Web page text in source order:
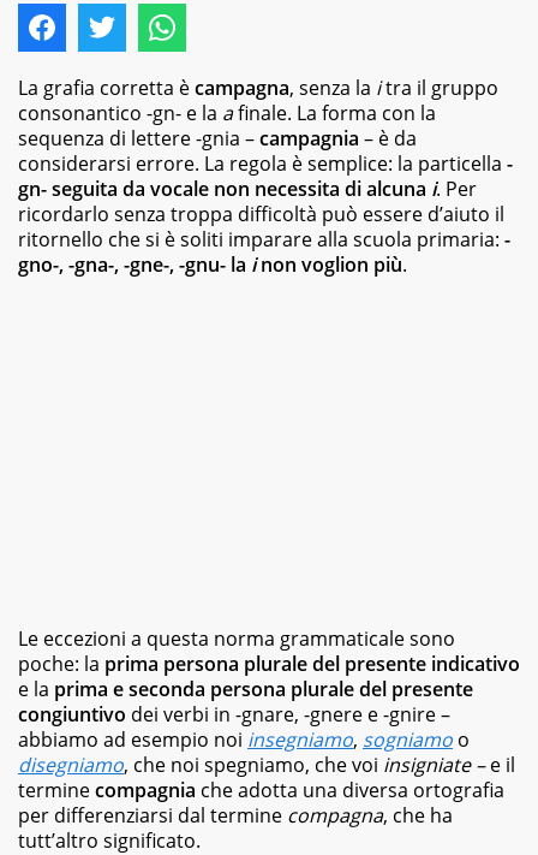
autrice,
editor
copywriter
per
editrici,
magazine
e
siti
web,
specializzata
letteratura
classica
ai
best
seller,
dagli
albi
illustrati
per
bambini
La grafia corretta ècampagna, senza la itra il gruppo
consonantico -gn- e la afinale. La forma con la
sequenza di lettere -gnia –campagnia – è da
considerarsi errore. La regola è semplice: la particella -
gn- seguita da vocale non necessita di alcuna i. Per
ricordarlo senza troppa difficoltà può essere d’aiuto il
ritornello che si è soliti imparare alla scuola primaria: -
gno-, -gna-, -gne-, -gnu- la inon voglion più.
Le eccezioni a questa norma grammaticale sono
poche: la prima persona plurale del presente indicativo
e la prima e seconda persona plurale del presente
congiuntivo dei verbi in -gnare, -gnere e -gnire –
abbiamo ad esempio noi insegniamo, sogniamo o
disegniamo, che noi spegniamo, che voi insigniate–e il
terminecompagnia che adotta una diversa ortografia
per differenziarsi dal termine compagna, che ha
tutt’altro significato.